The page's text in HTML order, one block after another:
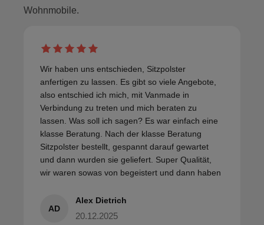
Wohnmobile.
Wir haben uns entschieden, Sitzpolster
anfertigen zu lassen. Es gibt so viele Angebote,
also entschied ich mich, mit Vanmade in
Verbindung zu treten und mich beraten zu
lassen. Was soll ich sagen? Es war einfach eine
klasse Beratung. Nach der klasse Beratung
Sitzpolster bestellt, gespannt darauf gewartet
und dann wurden sie geliefert. Super Qualität,
wir waren sowas von begeistert und dann haben
Beratung richtig gut war, denn sie sind super
bequem und wir freuen uns auf den nächsten
AD
Alex Dietrich
20.12.2025